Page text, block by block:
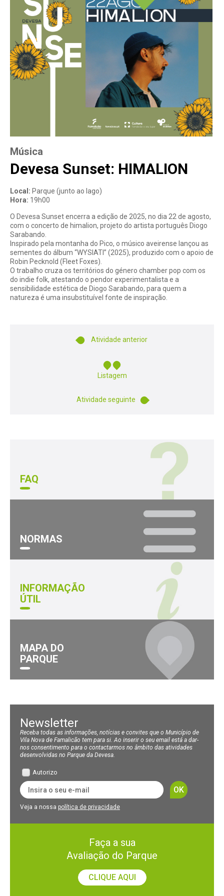
e
a
Música
Devesa Sunset: HIMALION
Local: Parque (junto ao lago)
Hora: 19h00
O Devesa Sunset encerra a edição de 2025, no dia 22 de agosto,
com o concerto de himalion, projeto do artista português Diogo
Sarabando.
Inspirado pela montanha do Pico, o músico aveirense lançou as
sementes do álbum “WYSIATI” (2025), produzido com o apoio de
Robin Pecknold (Fleet Foxes).
O trabalho cruza os territórios do género chamber pop com os
do indie folk, atestando o pendor experimentalista e a
sensibilidade estética de Diogo Sarabando, para quem a
natureza é uma insubstituível fonte de inspiração.
Atividade anterior
Listagem
Atividade seguinte
FAQ
NORMAS
INFORMAÇÃO
ÚTIL
MAPA DO
PARQUE
Newsletter
Receba todas as informações, notícias e convites que o Município de
Vila Nova de Famalicão tem para si. Ao inserir o seu email está a dar-
nos consentimento para o contactarmos no âmbito das atividades
desenvolvidas no Parque da Devesa.
Autorizo
Veja a nossa política de privacidade
Faça a sua
Avaliação do Parque
CLIQUE AQUI